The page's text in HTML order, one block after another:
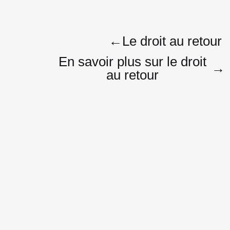
Navigation
← Le droit au retour
En savoir plus sur le droit
au retour
→